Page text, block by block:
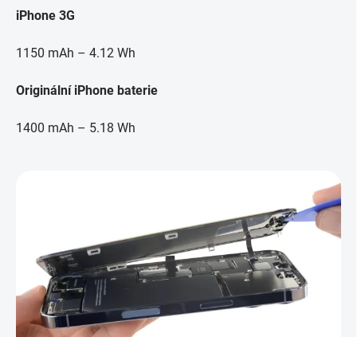
iPhone 3G
1150 mAh – 4.12 Wh
Originální iPhone baterie
1400 mAh – 5.18 Wh